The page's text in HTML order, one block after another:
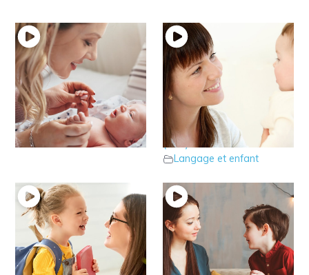
12 – Récapitulatif des
points d’alerte !
Langage et enfant
10 – Récapitulatif des
techniques de soutien
(1/2)
Langage et enfant
9 – Langage oral
8 – Langage oral à